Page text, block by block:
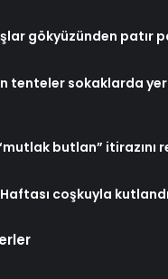
gökyüzünden patır
tenteler sokaklarda
“mutlak butlan” itirazını
coşkuyla kutlandı